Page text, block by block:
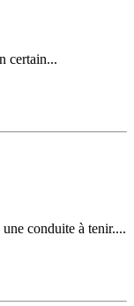
certain...
conduite à tenir....